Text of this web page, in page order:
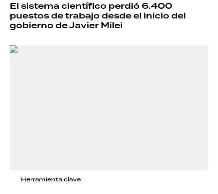
El sistema científico perdió 6.400
puestos de trabajo desde el inicio del
gobierno de Javier Milei
Herramienta clave